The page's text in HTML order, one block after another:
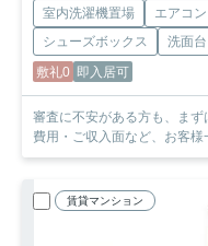
室内洗濯機置場 エアコン
シューズボックス
洗面台
敷礼0 即入居可
審査に不安がある方も、まずはお気
費用・ご収入面など、お客
賃貸マンション